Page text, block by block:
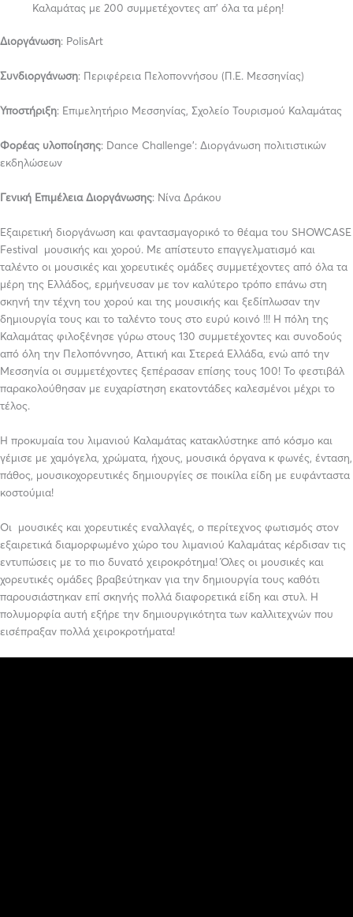
Καλαμάτας με 200 συμμετέχοντες απ’ όλα τα μέρη!
Διοργάνωση: PolisArt
Συνδιοργάνωση: Περιφέρεια Πελοποννήσου (Π.Ε. Μεσσηνίας)
Υποστήριξη: Επιμελητήριο Μεσσηνίας, Σχολείο Τουρισμού Καλαμάτας
Φορέας υλοποίησης: Dance Challenge’: Διοργάνωση πολιτιστικών
εκδηλώσεων
Γενική Επιμέλεια Διοργάνωσης: Νίνα Δράκου
Εξαιρετική διοργάνωση και φαντασμαγορικό το θέαμα του SHOWCASE
Festival μουσικής και χορού. Με απίστευτο επαγγελματισμό και
ταλέντο οι μουσικές και χορευτικές ομάδες συμμετέχοντες από όλα τα
μέρη της Ελλάδος, ερμήνευσαν με τον καλύτερο τρόπο επάνω στη
σκηνή την τέχνη του χορού και της μουσικής και ξεδίπλωσαν την
δημιουργία τους και το ταλέντο τους στο ευρύ κοινό !!! Η πόλη της
Καλαμάτας φιλοξένησε γύρω στους 130 συμμετέχοντες και συνοδούς
από όλη την Πελοπόννησο, Αττική και Στερεά Ελλάδα, ενώ από την
Μεσσηνία οι συμμετέχοντες ξεπέρασαν επίσης τους 100! Το φεστιβάλ
παρακολούθησαν με ευχαρίστηση εκατοντάδες καλεσμένοι μέχρι το
τέλος.
Η προκυμαία του λιμανιού Καλαμάτας κατακλύστηκε από κόσμο και
γέμισε με χαμόγελα, χρώματα, ήχους, μουσικά όργανα κ φωνές, ένταση,
πάθος, μουσικοχορευτικές δημιουργίες σε ποικίλα είδη με ευφάνταστα
κοστούμια!
Οι μουσικές και χορευτικές εναλλαγές, ο περίτεχνος φωτισμός στον
εξαιρετικά διαμορφωμένο χώρο του λιμανιού Καλαμάτας κέρδισαν τις
εντυπώσεις με το πιο δυνατό χειροκρότημα! Όλες οι μουσικές και
χορευτικές ομάδες βραβεύτηκαν για την δημιουργία τους καθότι
παρουσιάστηκαν επί σκηνής πολλά διαφορετικά είδη και στυλ. Η
πολυμορφία αυτή εξήρε την δημιουργικότητα των καλλιτεχνών που
εισέπραξαν πολλά χειροκροτήματα!